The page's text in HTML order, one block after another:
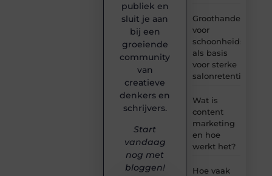
Groothandel
voor
als basis
voor sterke
salonretentie
Wat is
content
marketing
en hoe
werkt het?
Hoe vaak
publiek en
sluit je aan
bij een
groeiende
community
van
creatieve
denkers en
schrijvers.
Start
vandaag
nog met
bloggen!